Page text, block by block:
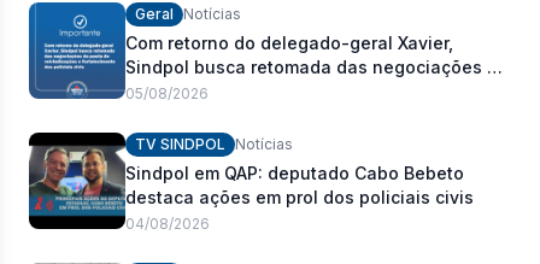
Geral Notícias
Com retorno do delegado-geral Xavier,
Sindpol busca retomada das negociações da
pauta de reivindicações e fortalecimento dos
05/08/2026
TV SINDPOL Notícias
Sindpol em QAP: deputado Cabo Bebeto
destaca ações em prol dos policiais civis
04/08/2026